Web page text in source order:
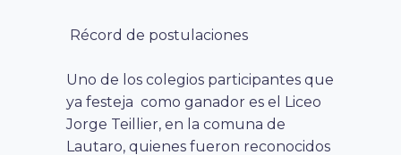
Récord de postulaciones
Uno de los colegios participantes que
ya festeja como ganador es el Liceo
Jorge Teillier, en la comuna de
Lautaro, quienes fueron reconocidos